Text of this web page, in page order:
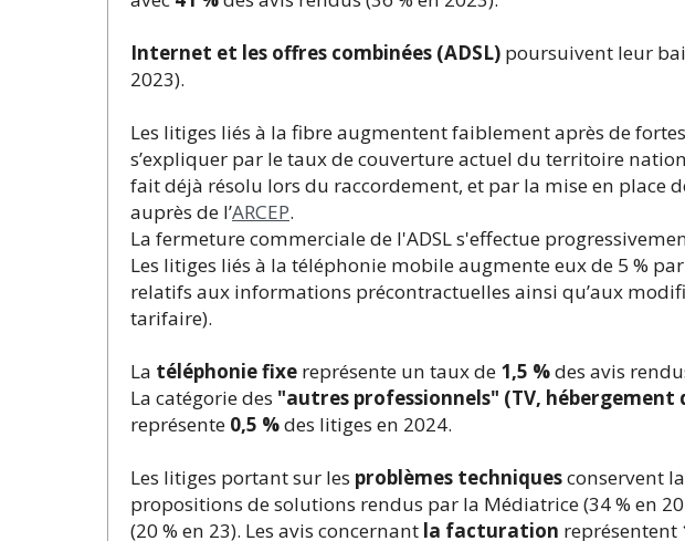
Internet et les offres combinées (ADSL) poursuivent leur
2023).
Les litiges liés à la fibre augmentent faiblement après de
s’expliquer par le taux de couverture actuel du territoire
fait déjà résolu lors du raccordement, et par la mise en place
auprès de l’ARCEP.
La fermeture commerciale de l'ADSL s'effectue
Les litiges liés à la téléphonie mobile augmente eux de 5 %
relatifs aux informations précontractuelles ainsi qu’aux
tarifaire).
La téléphonie fixe représente un taux de 1,5 %des avis
La catégorie des "autres professionnels" (TV,
représente 0,5 %des litiges en 2024.
Les litiges portant sur les problèmes techniquesconservent
propositions de solutions rendus par la Médiatrice (34 % en
(20 % en 23). Les avis concernant la facturation représentent